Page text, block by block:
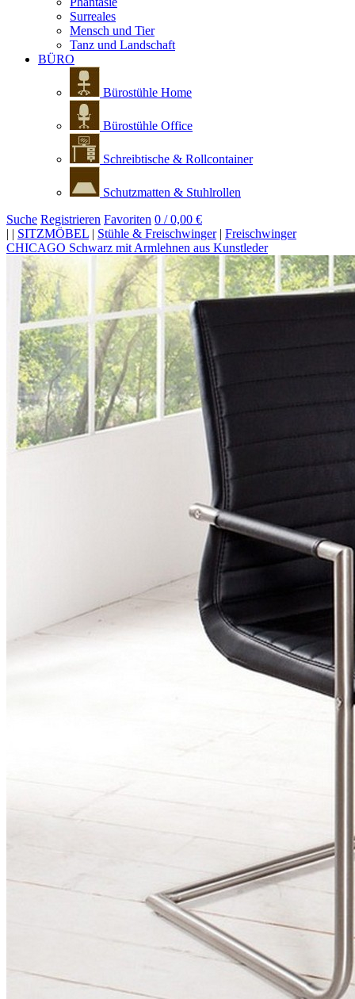
Surreales
Mensch und Tier
Tanz und Landschaft
BÜRO
Bürostühle Home
Bürostühle Office
Schreibtische & Rollcontainer
Schutzmatten & Stuhlrollen
Suche Registrieren Favoriten 0 / 0,00 €
| | SITZMÖBEL | Stühle & Freischwinger| Freischwinger
CHICAGO Schwarz mit Armlehnen aus Kunstleder